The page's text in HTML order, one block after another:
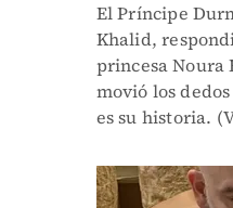
El Príncipe
Khalid,
princesa Noura
movió los
es su historia.